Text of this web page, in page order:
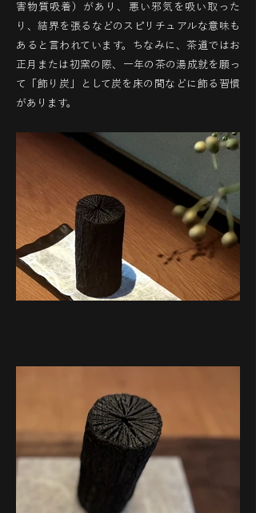
害物質吸着）があり、悪い邪気を吸い取った
り、結界を張るなどのスピリチュアルな意味も
あると言われています。ちなみに、茶道ではお
正月または初窯の際、一年の茶の湯成就を願っ
て「飾り炭」として炭を床の間などに飾る習慣
があります。